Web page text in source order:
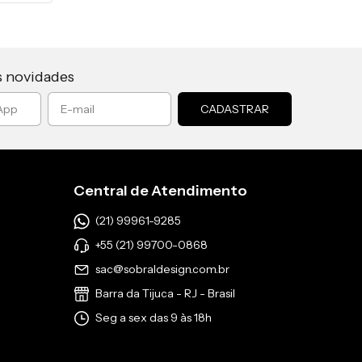
novidades
Central de Atendimento
(21) 99961-9285
+55 (21) 99700-0868
sac@sobraldesign.com.br
Barra da Tijuca - RJ - Brasil
Seg a sex das 9 às 18h